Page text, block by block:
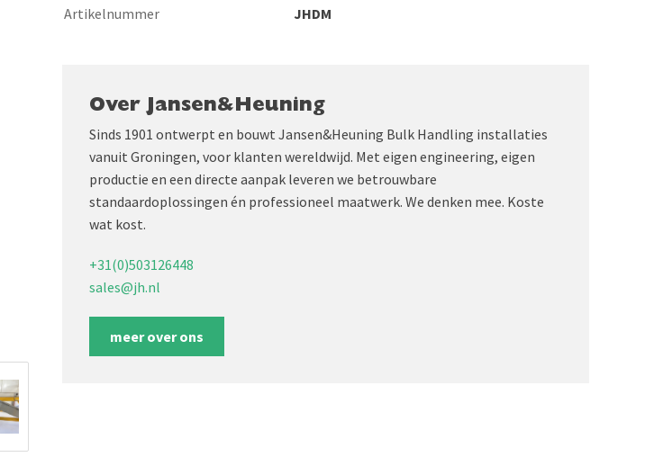
Artikelnummer
JHDM
Over Jansen&Heuning
Sinds 1901 ontwerpt en bouwt Jansen&Heuning Bulk Handling installaties
vanuit Groningen, voor klanten wereldwijd. Met eigen engineering, eigen
productie en een directe aanpak leveren we betrouwbare
standaardoplossingen én professioneel maatwerk. We denken mee. Koste
wat kost.
+31(0)503126448
sales@jh.nl
meer over ons